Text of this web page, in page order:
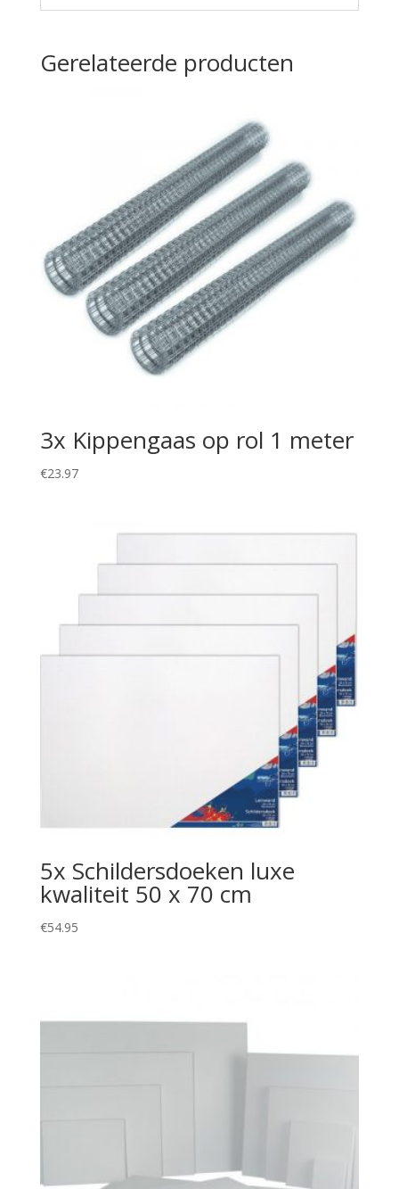
Gerelateerde producten
3x Kippengaas op rol 1 meter
€23.97
5x Schildersdoeken luxe
kwaliteit 50 x 70 cm
€54.95